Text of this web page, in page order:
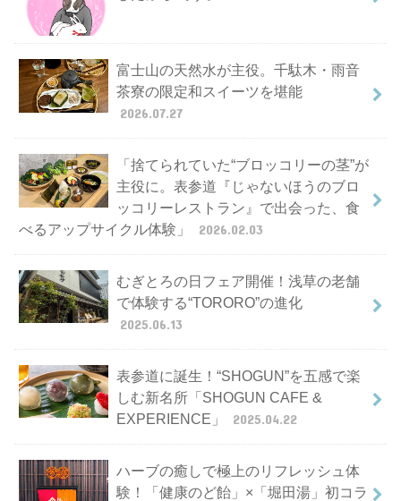
富士山の天然水が主役。千駄木・雨音
茶寮の限定和スイーツを堪能
2026.07.27
「捨てられていた“ブロッコリーの茎”が
主役に。表参道『じゃないほうのブロ
ッコリーレストラン』で出会った、食
べるアップサイクル体験」
2026.02.03
むぎとろの日フェア開催！浅草の老舗
で体験する“TORORO”の進化
2025.06.13
表参道に誕生！“SHOGUN”を五感で楽
しむ新名所「SHOGUN CAFE &
EXPERIENCE」
2025.04.22
ハーブの癒しで極上のリフレッシュ体
験！「健康のど飴」×「堀田湯」初コラ